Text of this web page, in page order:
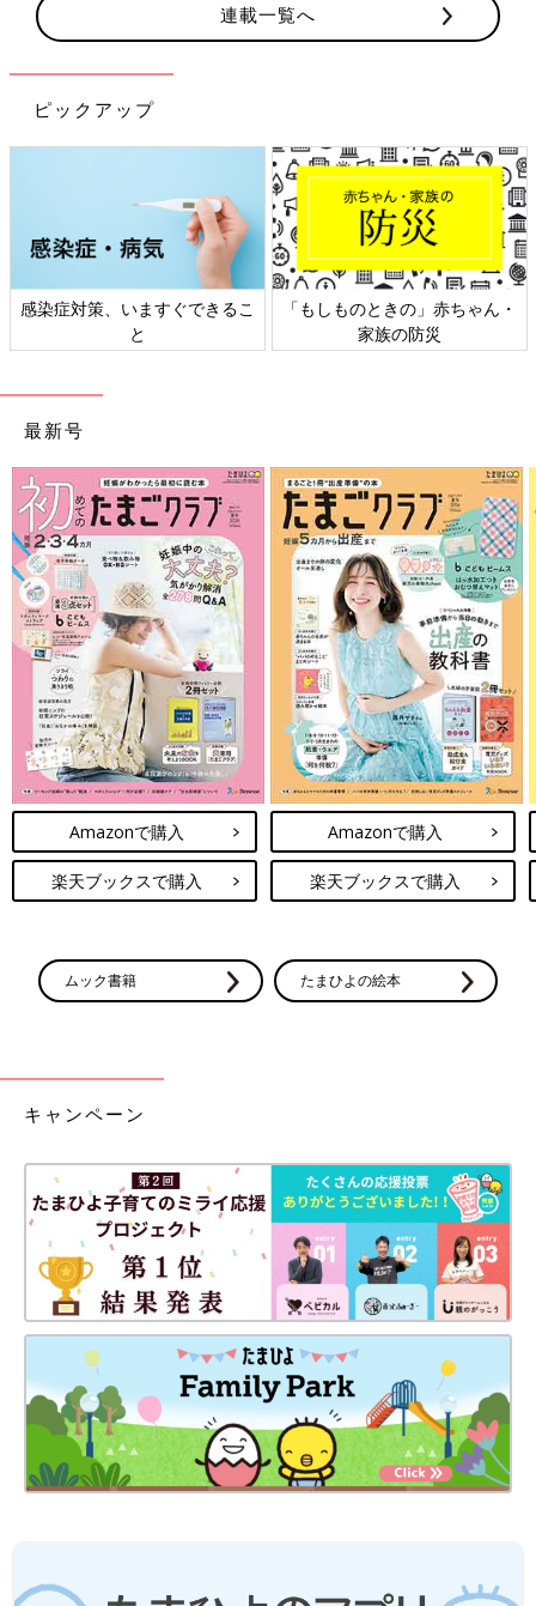
連載一覧へ
ピックアップ
感染症対策、いますぐできるこ
と
「もしものときの」赤ちゃん・
家族の防災
最新号
Amazonで購入
楽天ブックスで購入
Amazonで購入
楽天ブックスで購入
ムック書籍 たまひよの絵本
キャンペーン